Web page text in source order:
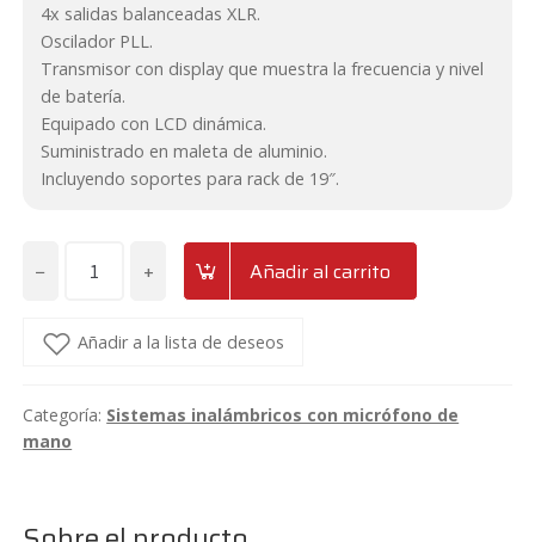
4x salidas balanceadas XLR.
Oscilador PLL.
Transmisor con display que muestra la frecuencia y nivel
de batería.
Equipado con LCD dinámica.
Suministrado en maleta de aluminio.
Incluyendo soportes para rack de 19″.
−
Sistema
de
canales
UHF
micrófonos
+ Añadir al carrito
Añadir a la lista de deseos
Categoría: Sistemas inalámbricos con micrófono de
mano